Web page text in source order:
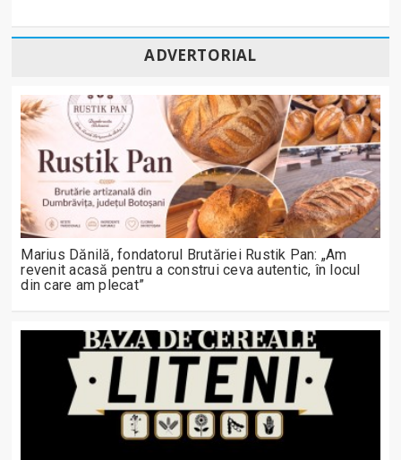
ADVERTORIAL
Marius Dănilă, fondatorul Brutăriei Rustik Pan: „Am
revenit acasă pentru a construi ceva autentic, în locul
din care am plecat”